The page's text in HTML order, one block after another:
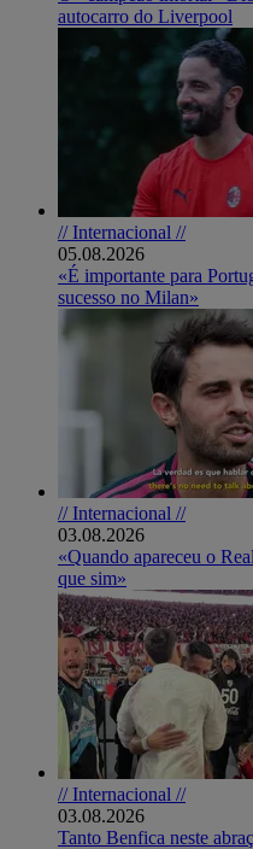
autocarro do Liverpool
// Internacional //
05.08.2026
«É importante para
sucesso no Milan»
// Internacional //
03.08.2026
«Quando apareceu o
que sim»
// Internacional //
03.08.2026
Tanto Benfica neste